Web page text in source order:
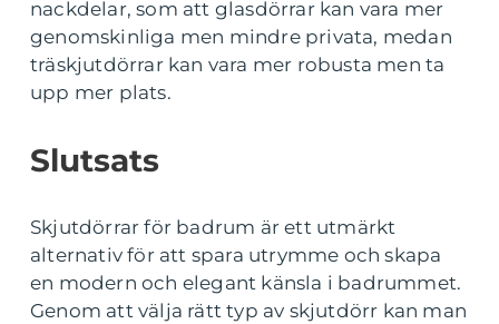
nackdelar, som att glasdörrar kan vara mer
genomskinliga men mindre privata, medan
träskjutdörrar kan vara mer robusta men ta
upp mer plats.
Slutsats
Skjutdörrar för badrum är ett utmärkt
alternativ för att spara utrymme och skapa
en modern och elegant känsla i badrummet.
Genom att välja rätt typ av skjutdörr kan man